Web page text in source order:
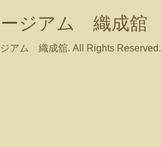
ジアム 織成舘
ジアム 織成舘. All Rights Reserved.